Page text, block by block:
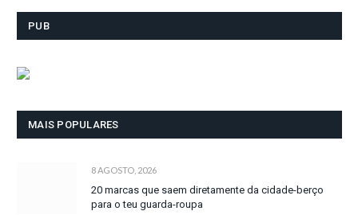
PUB
MAIS POPULARES
8 AGOSTO, 2026
20 marcas que saem diretamente da cidade-berço
para o teu guarda-roupa